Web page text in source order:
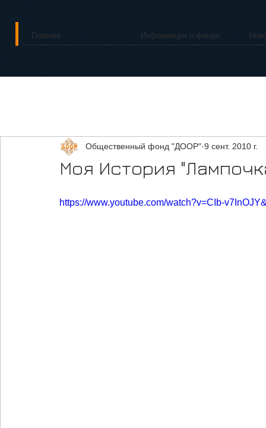
Главная Информация о фонде
Моя История
Общественный фонд "ДООР" 9 сент. 2010 г.
https://www.youtube.com/watch?v=CIb-